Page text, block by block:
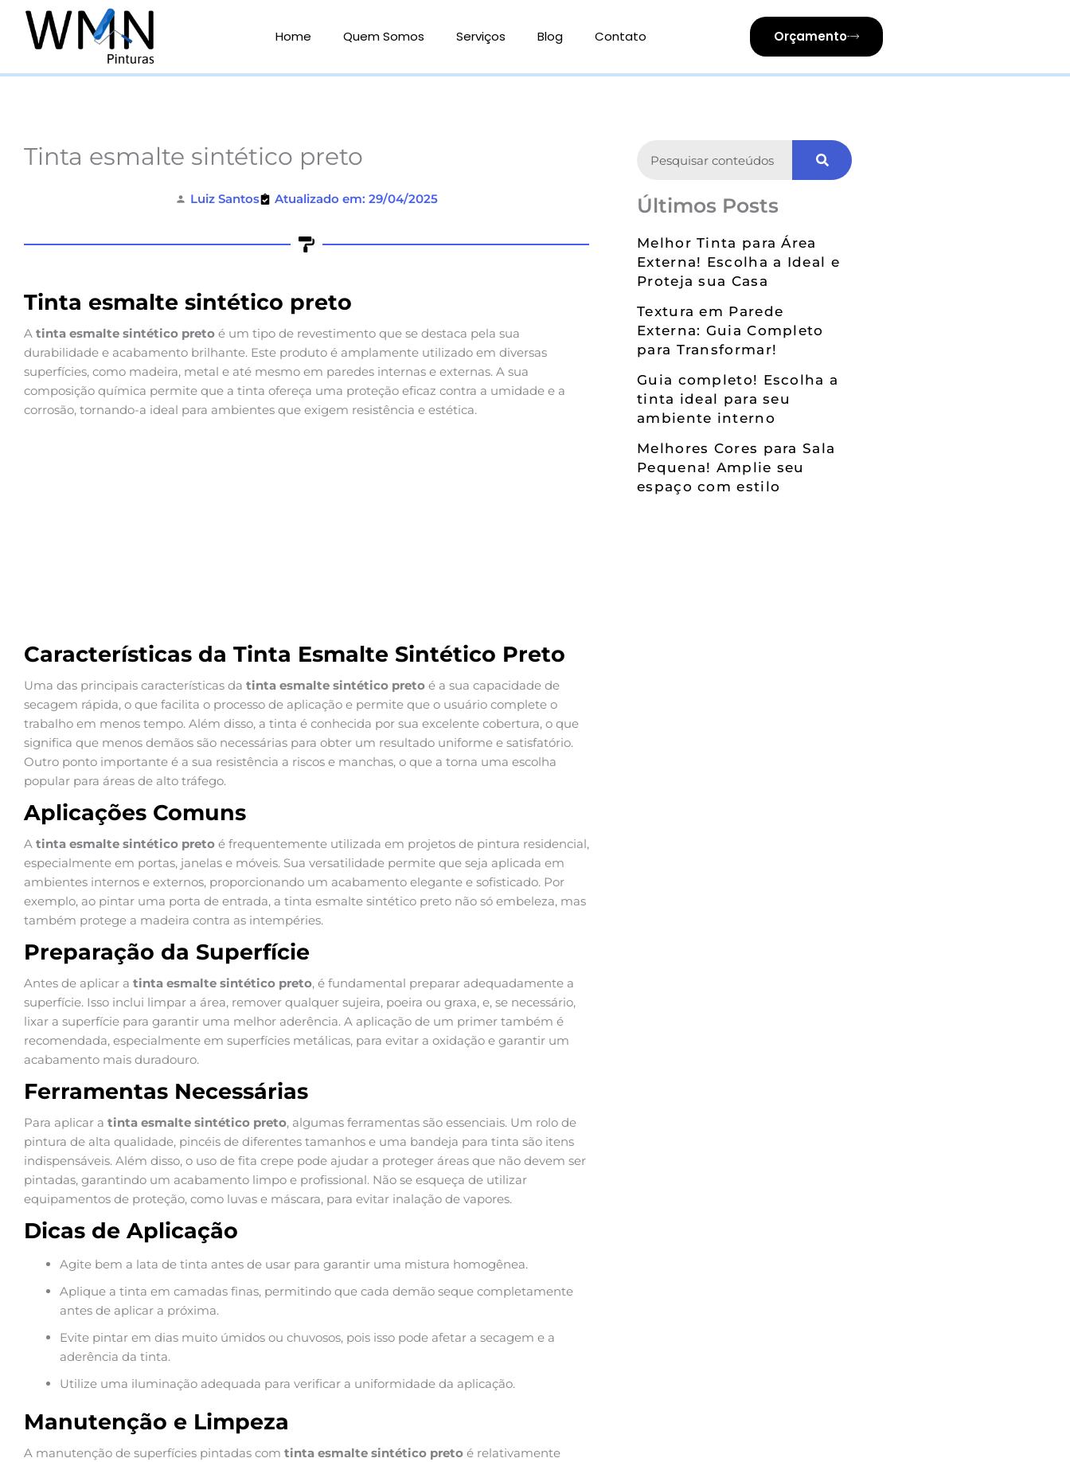
Home Quem Somos Serviços Blog Contato Orçamento
Tinta esmalte sintético preto
Luiz Santos Atualizado em: 29/04/2025
Tinta esmalte sintético preto
A tinta esmalte sintético preto é um tipo de revestimento que se destaca pela sua
durabilidade e acabamento brilhante. Este produto é amplamente utilizado em diversas
superfícies, como madeira, metal e até mesmo em paredes internas e externas. A sua
composição química permite que a tinta ofereça uma proteção eficaz contra a umidade e a
corrosão, tornando-a ideal para ambientes que exigem resistência e estética.
Características da Tinta Esmalte Sintético Preto
Uma das principais características da tinta esmalte sintético preto é a sua capacidade de
secagem rápida, o que facilita o processo de aplicação e permite que o usuário complete o
trabalho em menos tempo. Além disso, a tinta é conhecida por sua excelente cobertura, o que
significa que menos demãos são necessárias para obter um resultado uniforme e satisfatório.
Outro ponto importante é a sua resistência a riscos e manchas, o que a torna uma escolha
popular para áreas de alto tráfego.
Aplicações Comuns
A tinta esmalte sintético preto é frequentemente utilizada em projetos de pintura residencial,
especialmente em portas, janelas e móveis. Sua versatilidade permite que seja aplicada em
ambientes internos e externos, proporcionando um acabamento elegante e sofisticado. Por
exemplo, ao pintar uma porta de entrada, a tinta esmalte sintético preto não só embeleza, mas
também protege a madeira contra as intempéries.
Preparação da Superfície
Antes de aplicar a tinta esmalte sintético preto, é fundamental preparar adequadamente a
superfície. Isso inclui limpar a área, remover qualquer sujeira, poeira ou graxa, e, se necessário,
lixar a superfície para garantir uma melhor aderência. A aplicação de um primer também é
recomendada, especialmente em superfícies metálicas, para evitar a oxidação e garantir um
acabamento mais duradouro.
Ferramentas Necessárias
Para aplicar a tinta esmalte sintético preto, algumas ferramentas são essenciais. Um rolo de
pintura de alta qualidade, pincéis de diferentes tamanhos e uma bandeja para tinta são itens
indispensáveis. Além disso, o uso de fita crepe pode ajudar a proteger áreas que não devem ser
pintadas, garantindo um acabamento limpo e profissional. Não se esqueça de utilizar
equipamentos de proteção, como luvas e máscara, para evitar inalação de vapores.
Dicas de Aplicação
Agite bem a lata de tinta antes de usar para garantir uma mistura homogênea.
Aplique a tinta em camadas finas, permitindo que cada demão seque completamente
antes de aplicar a próxima.
Evite pintar em dias muito úmidos ou chuvosos, pois isso pode afetar a secagem e a
aderência da tinta.
Utilize uma iluminação adequada para verificar a uniformidade da aplicação.
Manutenção e Limpeza
A manutenção de superfícies pintadas com tinta esmalte sintético preto é relativamente
Últimos Posts
Melhor Tinta para Área
Externa! Escolha a Ideal e
Proteja sua Casa
Textura em Parede
Externa: Guia Completo
para Transformar!
Guia completo! Escolha a
tinta ideal para seu
ambiente interno
Melhores Cores para Sala
Pequena! Amplie seu
espaço com estilo